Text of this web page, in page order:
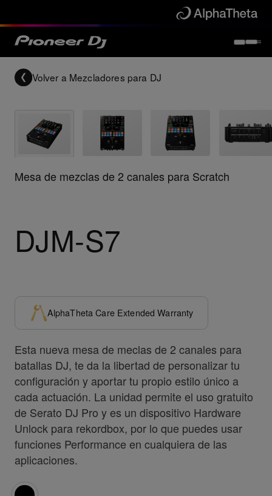
Volver a Mezcladores para DJ
Mesa de mezclas de 2 canales para Scratch
DJM-S7
AlphaTheta Care Extended Warranty
Esta nueva mesa de meclas de 2 canales para
batallas DJ, te da la libertad de personalizar tu
configuración y aportar tu propio estilo único a
cada actuación. La unidad permite el uso gratuito
de Serato DJ Pro y es un dispositivo Hardware
Unlock para rekordbox, por lo que puedes usar
funciones Performance en cualquiera de las
aplicaciones.